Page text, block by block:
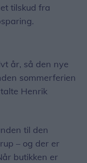
tilskud fra
år, så den nye
sommerferien
Henrik
til den
– og der er
butikken er